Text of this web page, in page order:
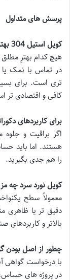
پرسش های متداول
کویل استیل 304 بهتر است یا 316؟
هیچ کدام بهترِ
کافی و اقتصادی تر
برای کاربردهای
هستند. اما باید
را هم جدی بگیرید.
کویل نورد سرد چه
معمولاً سطح
دقیق تر یا ظاهری
بالاتر و
چطور از اصل بودن
با درخواست گواهی
در پروژه های